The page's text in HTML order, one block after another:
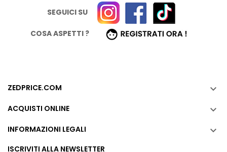
"Sport" – NelQuieOra
SEGUICI SU
COSA ASPETTI ?
ZEDPRICE.COM 
ACQUISTI ONLINE 
INFORMAZIONI LEGALI 
ISCRIVITI ALLA NEWSLETTER